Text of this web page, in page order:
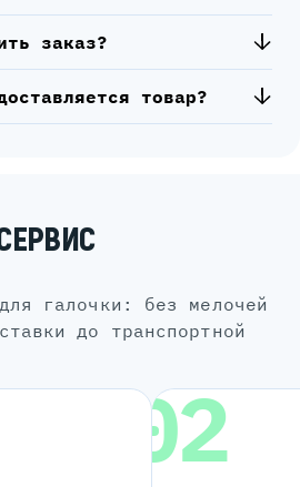
заказ?
товар?
до транспортной
02